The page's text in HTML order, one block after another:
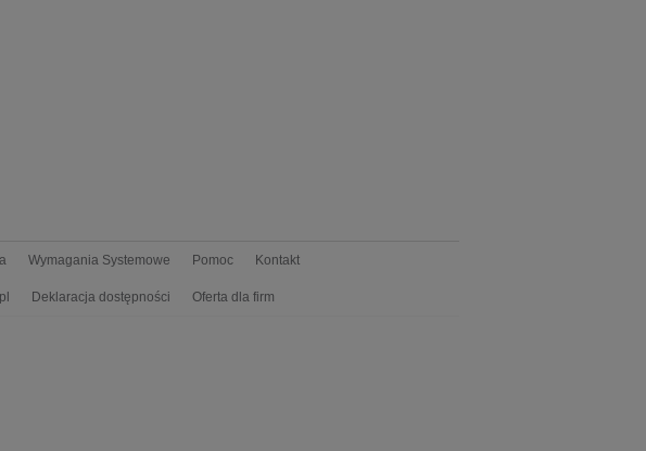
Wymagania Systemowe Pomoc Kontakt
Deklaracja dostępności Oferta dla firm